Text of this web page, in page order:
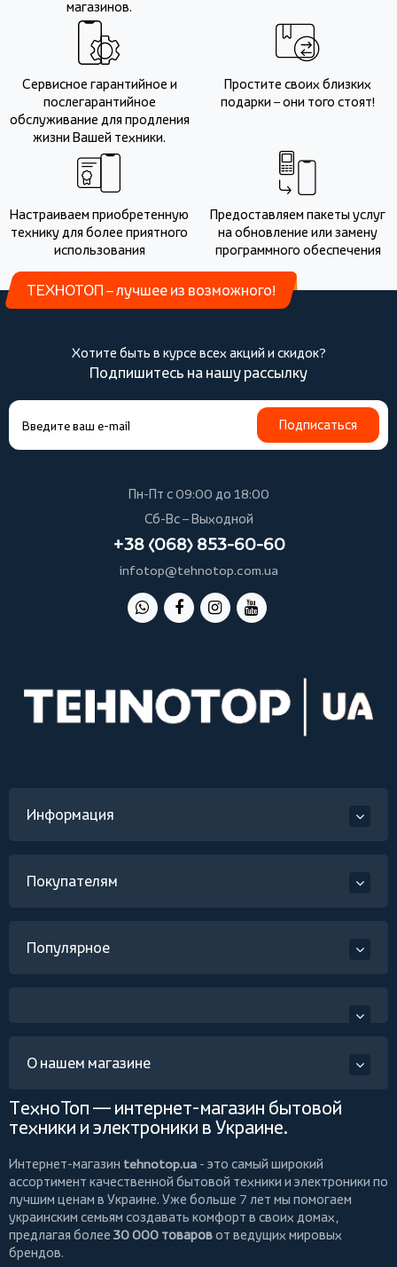
магазинов.
Сервисное гарантийное и
послегарантийное
обслуживание для продления
жизни Вашей техники.
Простите своих близких
подарки – они того стоят!
Настраиваем приобретенную
технику для более приятного
использования
Предоставляем пакеты услуг
на обновление или замену
программного обеспечения
ТЕХНОТОП – лучшее из возможного!
Хотите быть в курсе всех акций и скидок?
Подпишитесь на нашу рассылку
Подписаться
Пн-Пт с 09:00 до 18:00
Сб-Вс – Выходной
+38 (068) 853-60-60
infotop@tehnotop.com.ua
Информация
Покупателям
Популярное
О нашем магазине
ТехноТоп — интернет-магазин бытовой
техники и электроники в Украине.
Интернет-магазин tehnotop.ua - это самый широкий
ассортимент качественной бытовой техники и электроники по
лучшим ценам в Украине. Уже больше 7 лет мы помогаем
украинским семьям создавать комфорт в своих домах,
предлагая более 30 000 товаровот ведущих мировых
брендов.